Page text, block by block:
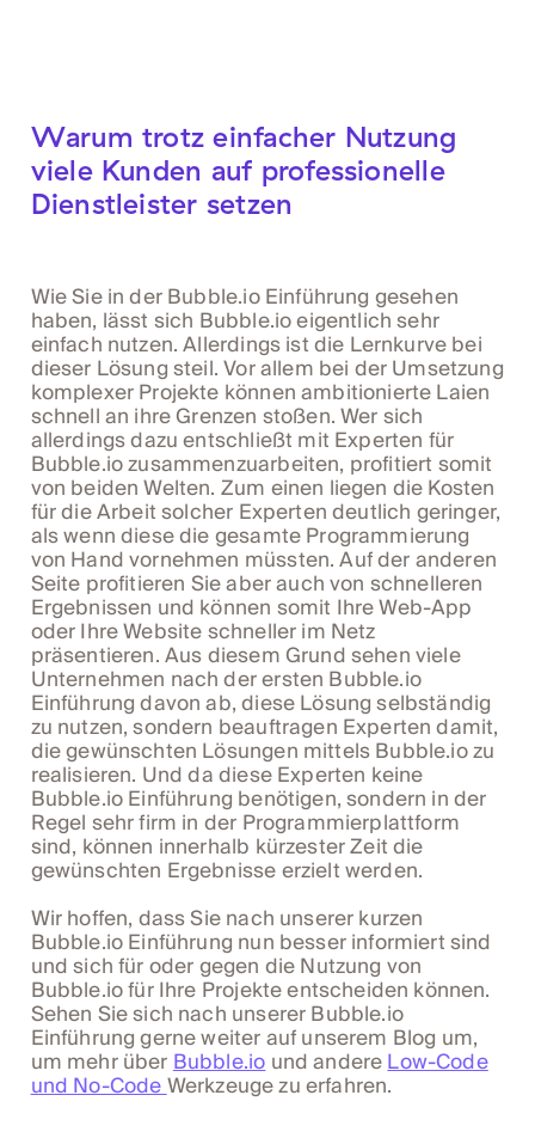
Warum trotz einfacher Nutzung
viele Kunden auf professionelle
Dienstleister setzen
Wie Sie in der Bubble.io Einführung gesehen
haben, lässt sich Bubble.io eigentlich sehr
einfach nutzen. Allerdings ist die Lernkurve bei
dieser Lösung steil. Vor allem bei der Umsetzung
komplexer Projekte können ambitionierte Laien
schnell an ihre Grenzen stoßen. Wer sich
allerdings dazu entschließt mit Experten für
Bubble.io zusammenzuarbeiten, profitiert somit
von beiden Welten. Zum einen liegen die Kosten
für die Arbeit solcher Experten deutlich geringer,
als wenn diese die gesamte Programmierung
von Hand vornehmen müssten. Auf der anderen
Seite profitieren Sie aber auch von schnelleren
Ergebnissen und können somit Ihre Web-App
oder Ihre Website schneller im Netz
präsentieren. Aus diesem Grund sehen viele
Unternehmen nach der ersten Bubble.io
Einführung davon ab, diese Lösung selbständig
zu nutzen, sondern beauftragen Experten damit,
die gewünschten Lösungen mittels Bubble.io zu
realisieren. Und da diese Experten keine
Bubble.io Einführung benötigen, sondern in der
Regel sehr firm in der Programmierplattform
sind, können innerhalb kürzester Zeit die
gewünschten Ergebnisse erzielt werden.
Wir hoffen, dass Sie nach unserer kurzen
Bubble.io Einführung nun besser informiert sind
und sich für oder gegen die Nutzung von
Bubble.io für Ihre Projekte entscheiden können.
Sehen Sie sich nach unserer Bubble.io
Einführung gerne weiter auf unserem Blog um,
um mehr überBubble.iound andereLow-Code
und No-CodeWerkzeuge zu erfahren.